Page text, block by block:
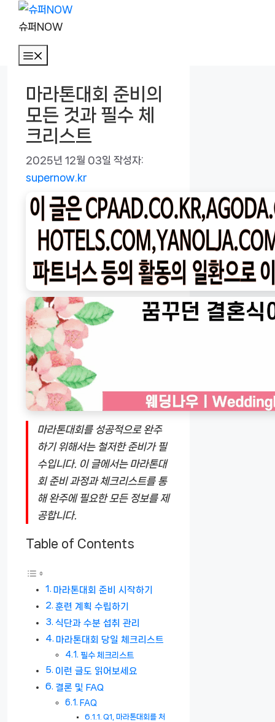
슈퍼NOW
마라톤대회 준비의
모든 것과 필수 체
크리스트
2025년 12월 03일 작성자:
supernow.kr
마라톤대회를 성공적으로 완주
하기 위해서는 철저한 준비가 필
수입니다. 이 글에서는 마라톤대
회 준비 과정과 체크리스트를 통
해 완주에 필요한 모든 정보를 제
공합니다.
Table of Contents
마라톤대회 준비 시작하기
훈련 계획 수립하기
식단과 수분 섭취 관리
마라톤대회 당일 체크리스트
필수 체크리스트
이런 글도 읽어보세요
결론 및 FAQ
FAQ
Q1, 마라톤대회를 처